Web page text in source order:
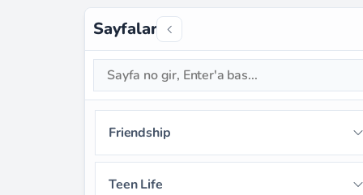
Sayfalar
Friendship
Teen Life